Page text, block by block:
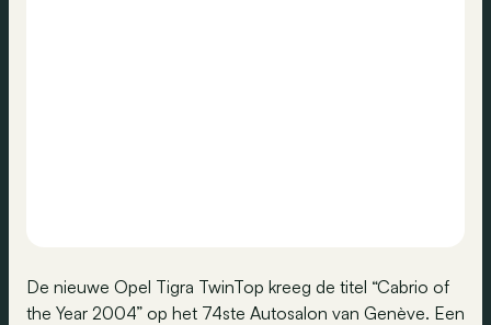
De nieuwe Opel Tigra TwinTop kreeg de titel “Cabrio of
the Year 2004” op het 74ste Autosalon van Genève. Een